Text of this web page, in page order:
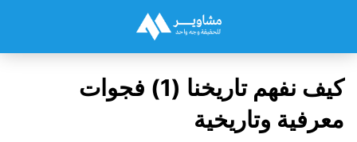
كيف نفهم تاريخنا (1) فجوات
معرفية وتاريخية